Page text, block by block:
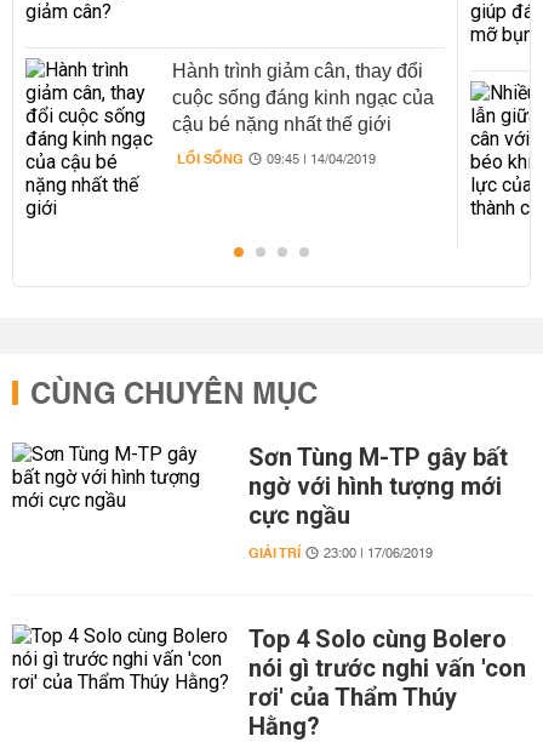
Hành trình giảm cân, thay đổi
cuộc sống đáng kinh ngạc của
cậu bé nặng nhất thế giới
LỐI SỐNG 09:45 | 14/04/2019
CÙNG CHUYÊN MỤC
Sơn Tùng M-TP gây bất
ngờ với hình tượng mới
cực ngầu
GIẢI TRÍ 23:00 | 17/06/2019
Top 4 Solo cùng Bolero
nói gì trước nghi vấn 'con
rơi' của Thẩm Thúy
Hằng?